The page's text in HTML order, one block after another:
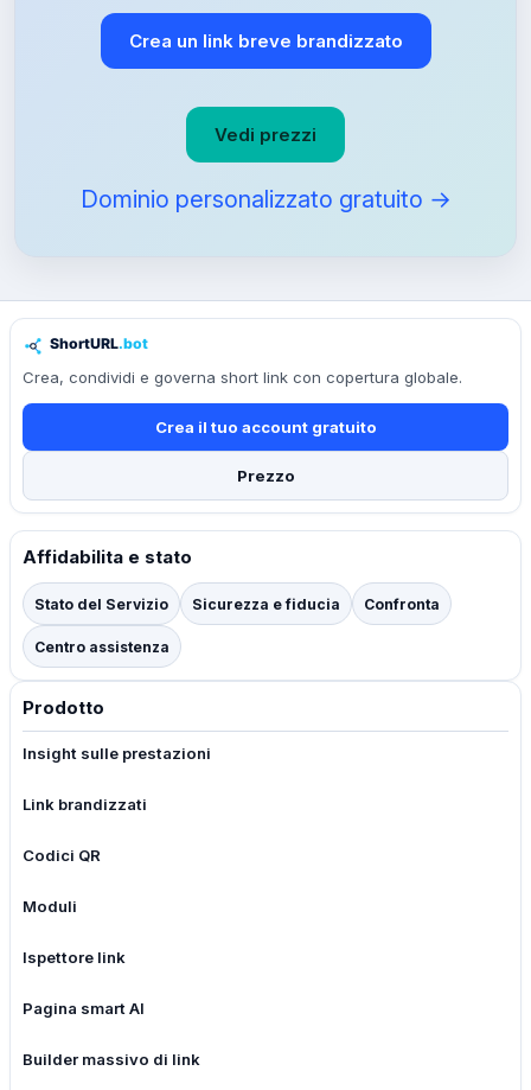
Crea un link breve brandizzato
Vedi prezzi
Dominio personalizzato gratuito →
Crea, condividi e governa short link con copertura globale.
Crea il tuo account gratuito
Prezzo
Affidabilita e stato
Stato del Servizio Sicurezza e fiducia Confronta
Centro assistenza
Prodotto
Insight sulle prestazioni
Link brandizzati
Codici QR
Moduli
Ispettore link
Pagina smart AI
Builder massivo di link